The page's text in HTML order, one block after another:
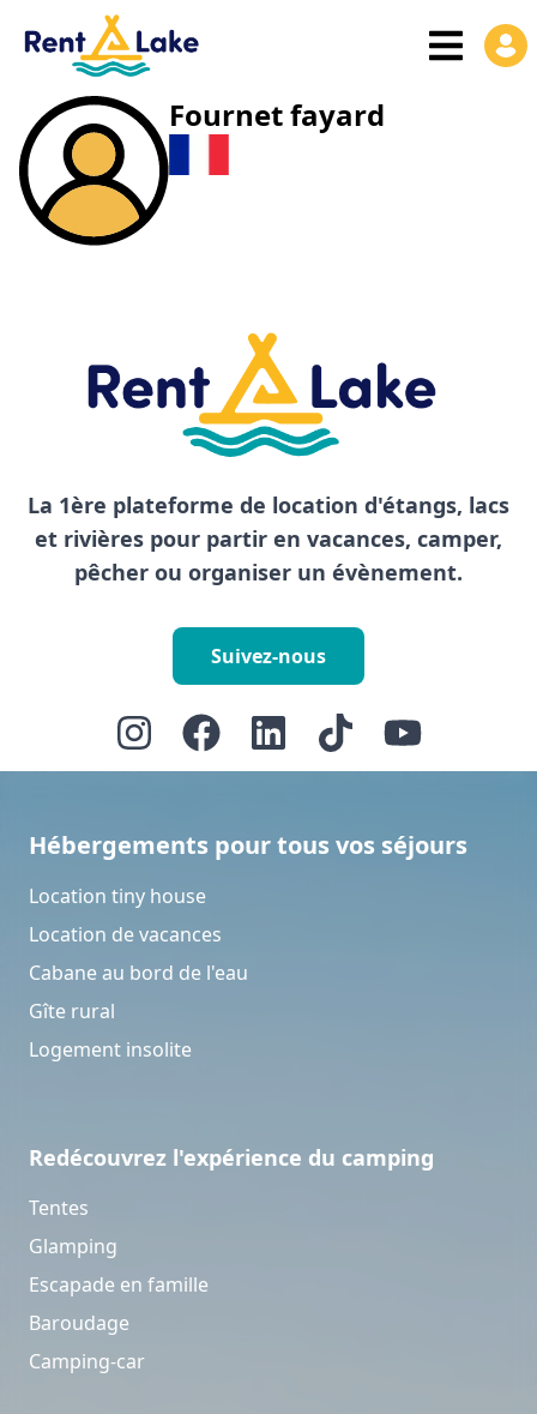
Fournet fayard
La 1ère plateforme de location d'étangs, lacs
et rivières pour partir en vacances, camper,
pêcher ou organiser un évènement.
Suivez-nous
Hébergements pour tous vos séjours
Location tiny house
Location de vacances
Cabane au bord de l'eau
Gîte rural
Logement insolite
Redécouvrez l'expérience du camping
Tentes
Glamping
Escapade en famille
Baroudage
Camping-car